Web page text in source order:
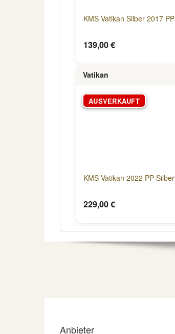
KMS Vatikan Silber 2017 PP
139,00 €
Vatikan
AUSVERKAUFT
KMS Vatikan 2022 PP Silber
229,00 €
Anbieter